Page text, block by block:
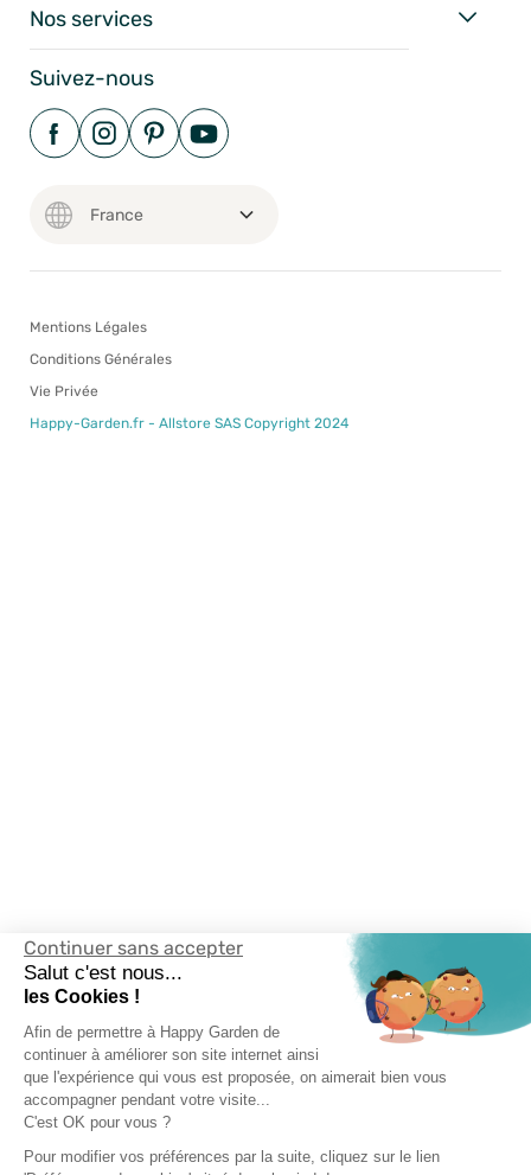
Continuer sans accepter
Salut c'est nous...
les Cookies !
Afin de permettre à Happy Garden de
continuer à améliorer son site internet ainsi
que l'expérience qui vous est proposée, on aimerait bien vous
accompagner pendant votre visite...
C'est OK pour vous ?
Pour modifier vos préférences par la suite, cliquez sur le lien
Nos services
Suivez-nous
Mentions Légales
Conditions Générales
Vie Privée
Happy-Garden.fr - Allstore SAS Copyright 2024